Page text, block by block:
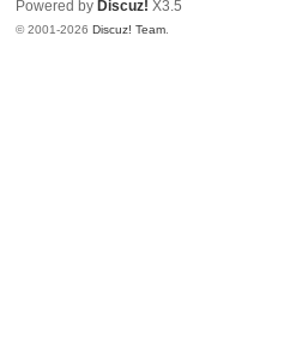
Powered by Discuz! X3.5
© 2001-2026Discuz! Team